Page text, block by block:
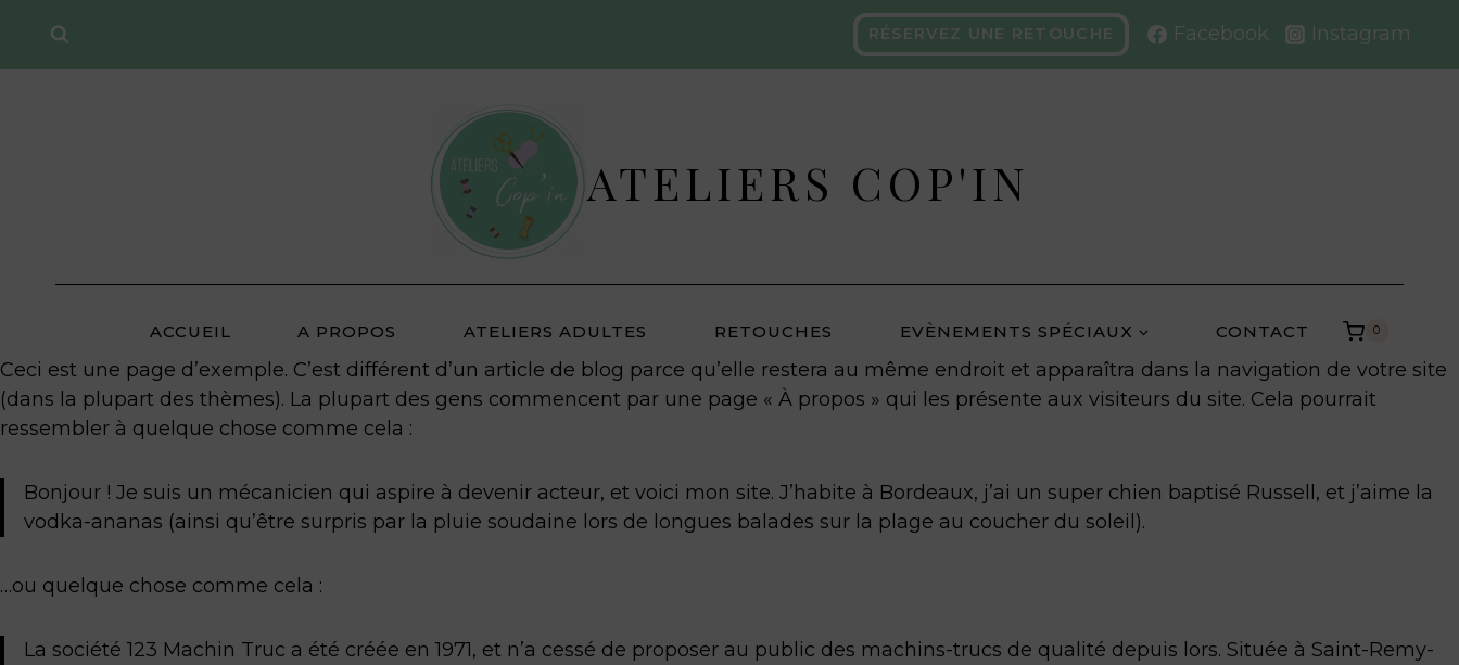
contenu
RÉSERVEZ UNE RETOUCHE Facebook Instagram
ATELIERS COP'IN
ACCUEIL A PROPOS ATELIERS ADULTES RETOUCHES EVÈNEMENTS SPÉCIAUX CONTACT 0
Ceci est une page d’exemple. C’est différent d’un article de blog parce qu’elle restera au même endroit et apparaîtra dans la navigation de votre site
(dans la plupart des thèmes). La plupart des gens commencent par une page « À propos » qui les présente aux visiteurs du site. Cela pourrait
ressembler à quelque chose comme cela :
Bonjour ! Je suis un mécanicien qui aspire à devenir acteur, et voici mon site. J’habite à Bordeaux, j’ai un super chien baptisé Russell, et j’aime la
vodka-ananas (ainsi qu’être surpris par la pluie soudaine lors de longues balades sur la plage au coucher du soleil).
…ou quelque chose comme cela :
La société 123 Machin Truc a été créée en 1971, et n’a cessé de proposer au public des machins-trucs de qualité depuis lors. Située à Saint-Remy-